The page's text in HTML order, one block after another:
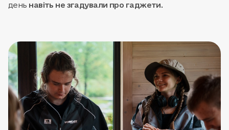
день навіть не згадували про гаджети.